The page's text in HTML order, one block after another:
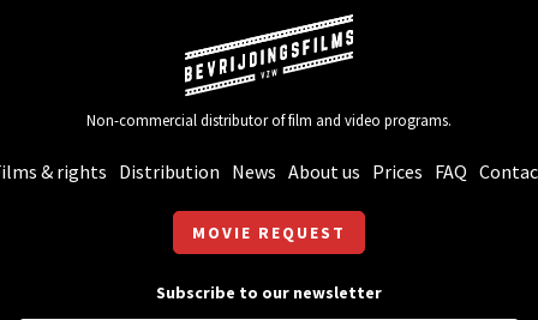
Non-commercial distributor of film and video programs.
& rights Distribution News About us Prices FAQ
MOVIE REQUEST
Subscribe to our newsletter